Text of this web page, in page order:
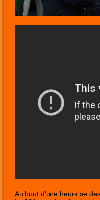
Au bout d'une heure se